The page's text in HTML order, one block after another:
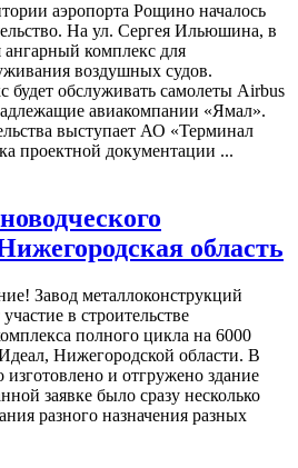
аэропорта Рощино началось
На ул. Сергея Ильюшина, в
ангарный комплекс для
воздушных судов.
будет обслуживать самолеты Airbus
авиакомпании «Ямал».
выступает АО «Терминал
проектной документации ...
область
Завод металлоконструкций
в строительстве
полного цикла на 6000
Нижегородской области. В
и отгружено здание
заявке было сразу несколько
разного назначения разных